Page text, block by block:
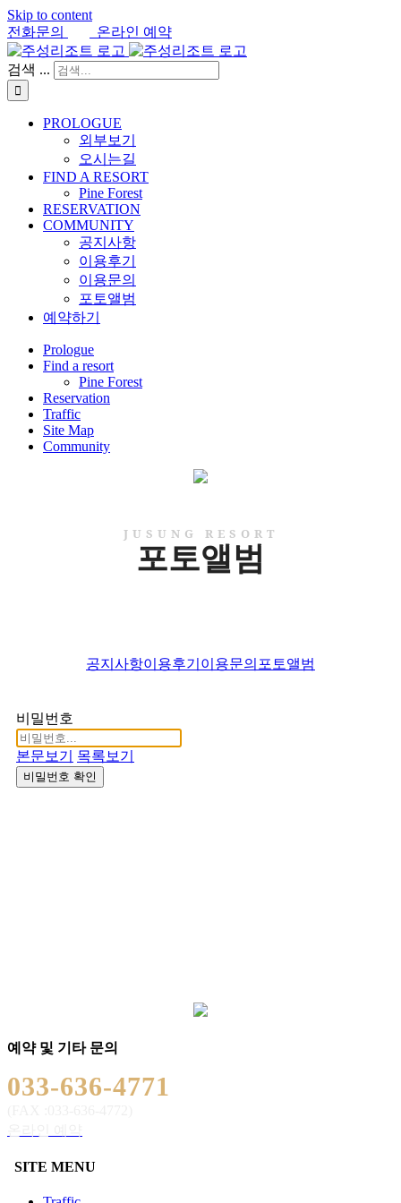
Skip to content
전화문의
온라인 예약
검색 ...
PROLOGUE
외부보기
오시는길
FIND A RESORT
Pine Forest
RESERVATION
COMMUNITY
공지사항
이용후기
이용문의
포토앨범
예약하기
Prologue
Find a resort
Pine Forest
Reservation
Traffic
Site Map
Community
JUSUNG RESORT
포토앨범
공지사항이용후기 이용문의 포토앨범
비밀번호
본문보기 목록보기
비밀번호 확인
예약 및 기타 문의
033-636-4771
SITE MENU